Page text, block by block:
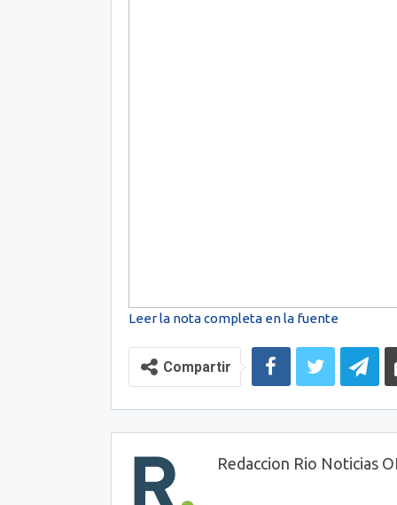
Leer la nota completa en la fuente
Compartir
Redaccion Rio Noticias